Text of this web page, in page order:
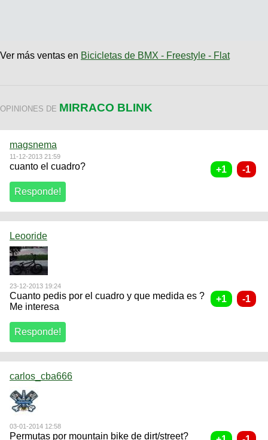
Ver más ventas en Bicicletas de BMX - Freestyle - Flat
OPINIONES DE MIRRACO BLINK
magsnema
11-12-2013 21:59
cuanto el cuadro?
Leooride
23-12-2013 19:24
Cuanto pedis por el cuadro y que medida es ?
Me interesa
carlos_cba666
03-01-2014 12:58
Permutas por mountain bike de dirt/street?